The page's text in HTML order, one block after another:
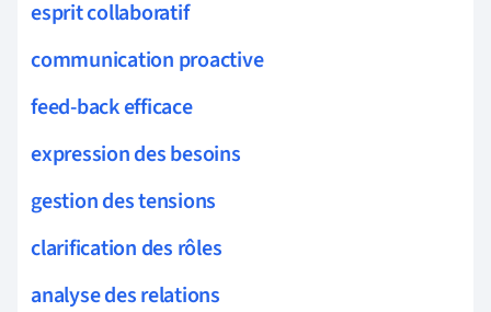
esprit collaboratif
communication proactive
feed-back efficace
expression des besoins
gestion des tensions
clarification des rôles
analyse des relations